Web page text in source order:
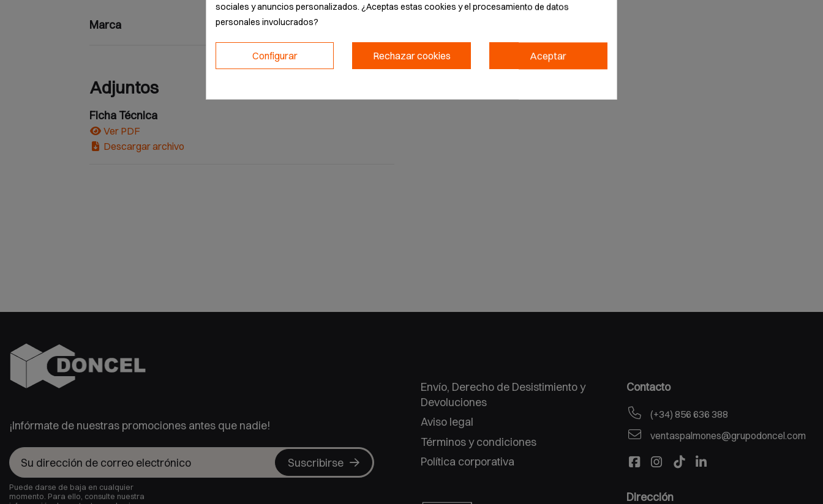
Marca
Adjuntos
Ficha Técnica
Ver PDF
Descargar archivo
¡Infórmate de nuestras promociones antes que nadie!
Suscribirse
Puede darse de baja en cualquier
momento. Para ello, consulte nuestra
Envío, Derecho de Desistimiento y
Devoluciones
Aviso legal
Términos y condiciones
Política corporativa
Contacto
(+34) 856 636 388
ventaspalmones@grupodoncel.com
Dirección
sociales y anuncios personalizados. ¿Aceptas estas cookies y el procesamiento de datos
personales involucrados?
Aceptar
Rechazar cookies
Configurar